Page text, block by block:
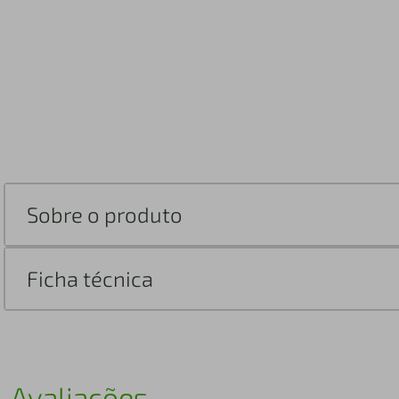
Sobre o produto
Ficha técnica